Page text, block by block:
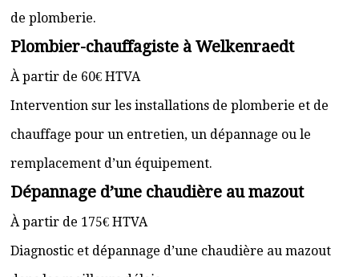
de plomberie.
Plombier-chauffagiste à Welkenraedt
À partir de 60€ HTVA
Intervention sur les installations de plomberie et de
chauffage pour un entretien, un dépannage ou le
remplacement d’un équipement.
Dépannage d’une chaudière au mazout
À partir de 175€ HTVA
Diagnostic et dépannage d’une chaudière au mazout